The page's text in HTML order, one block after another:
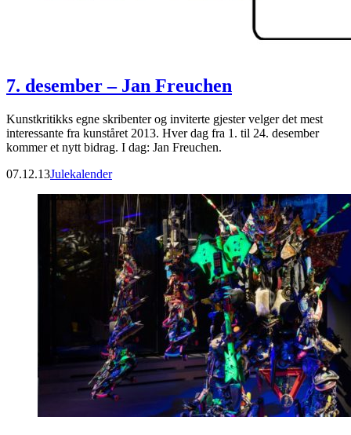
7. desember – Jan Freuchen
Kunstkritikks egne skribenter og inviterte gjester velger det mest
interessante fra kunståret 2013. Hver dag fra 1. til 24. desember
kommer et nytt bidrag. I dag: Jan Freuchen.
07.12.13Julekalender